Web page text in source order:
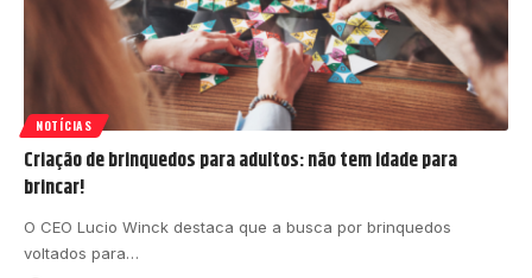
NOTÍCIAS
Criação de brinquedos para adultos: não tem idade para
brincar!
O CEO Lucio Winck destaca que a busca por brinquedos
voltados para…